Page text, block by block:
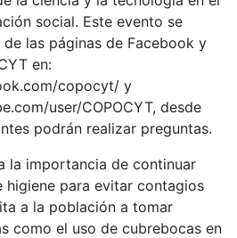
social. Este evento se
las páginas de Facebook y
en:
copocyt/ y
user/COPOCYT, desde
podrán realizar preguntas.
la importancia de continuar
higiene para evitar contagios
a la población a tomar
como el uso de cubrebocas en